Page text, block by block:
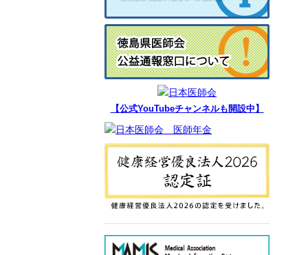
【公式YouTubeチャンネルも開設中】